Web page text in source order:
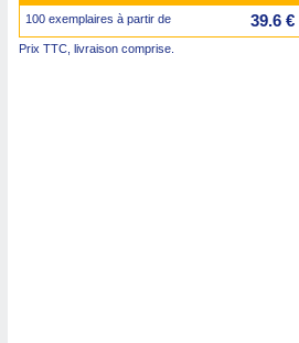
100 exemplaires à partir de 39.6 €
Prix TTC, livraison comprise.